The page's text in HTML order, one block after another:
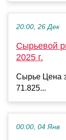
20:00, 26 Дек
Сырьевой
2025 г.
Сырье Цена
71.825...
00:00, 04 Янв